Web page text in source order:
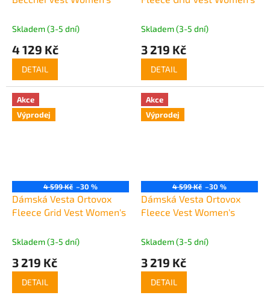
Skladem (3-5 dní)
4 129 Kč
DETAIL
Skladem (3-5 dní)
3 219 Kč
DETAIL
Akce
Výprodej
4 599 Kč –30 %
Dámská Vesta Ortovox
Fleece Grid Vest Women's
Skladem (3-5 dní)
3 219 Kč
DETAIL
Akce
Výprodej
4 599 Kč –30 %
Dámská Vesta Ortovox
Fleece Vest Women's
Skladem (3-5 dní)
3 219 Kč
DETAIL